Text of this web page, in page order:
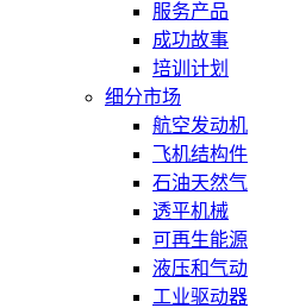
服务产品
成功故事
培训计划
细分市场
航空发动机
飞机结构件
石油天然气
透平机械
可再生能源
液压和气动
工业驱动器